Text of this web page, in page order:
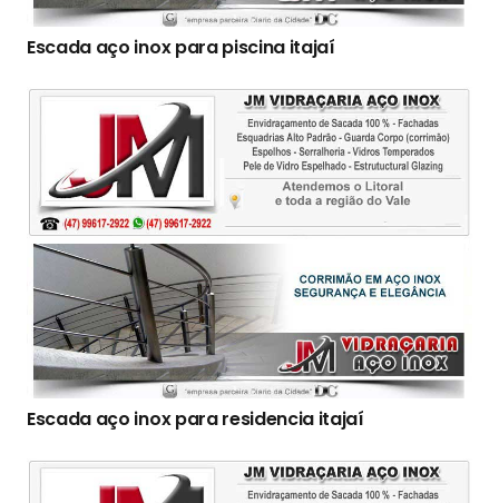
Escada aço inox para piscina itajaí
Escada aço inox para residencia itajaí